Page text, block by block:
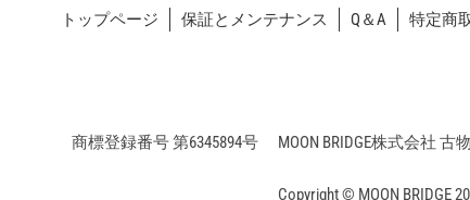
トップページ 保証とメンテナンス Q＆A 特定商
商標登録番号 第6345894号 MOON BRIDGE株式会社 古
Copyright © MOON BRIDGE